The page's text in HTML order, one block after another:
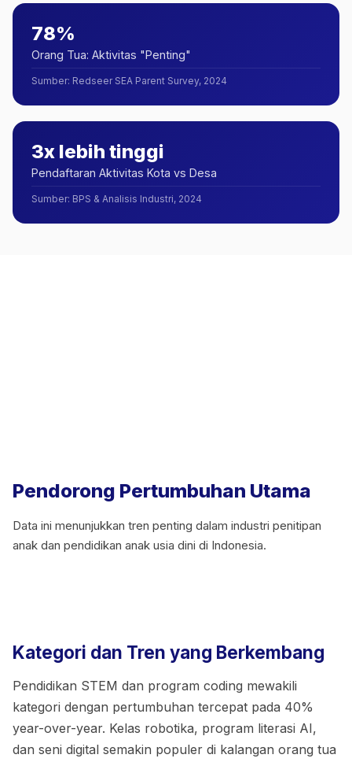
78%
Orang Tua: Aktivitas "Penting"
Sumber: Redseer SEA Parent Survey, 2024
3x lebih tinggi
Pendaftaran Aktivitas Kota vs Desa
Sumber: BPS & Analisis Industri, 2024
Pendorong Pertumbuhan Utama
Data ini menunjukkan tren penting dalam industri penitipan
anak dan pendidikan anak usia dini di Indonesia.
Kategori dan Tren yang Berkembang
Pendidikan STEM dan program coding mewakili
kategori dengan pertumbuhan tercepat pada 40%
year-over-year. Kelas robotika, program literasi AI,
dan seni digital semakin populer di kalangan orang tua